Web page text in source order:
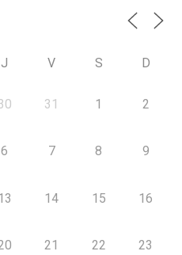
J V S D
31 1 2
6 7 8 9
14 15 16
21 22 23